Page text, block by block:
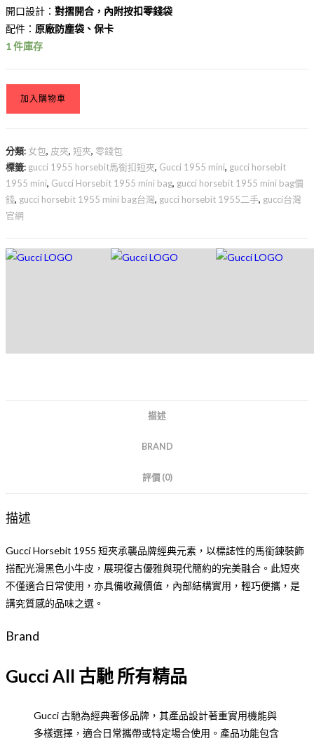
開口設計： 對摺開合，內附按扣零錢袋
配件： 原廠防塵袋、保卡
1 件庫存
加入購物車
分類: 女包, 皮夾, 短夾, 零錢包
標籤: gucci 1955 horsebit馬銜扣短夾, Gucci 1955 mini, gucci horsebit
1955 mini, Gucci Horsebit 1955 mini bag, gucci horsebit 1955 mini bag價
錢, gucci horsebit 1955 mini bag台灣, gucci horsebit 1955二手, gucci台灣
官網
描述
BRAND
評價 (0)
描述
Gucci Horsebit 1955 短夾承襲品牌經典元素，以標誌性的馬銜鍊裝飾
搭配光滑黑色小牛皮，展現復古優雅與現代簡約的完美融合。此短夾
不僅適合日常使用，亦具備收藏價值，內部結構實用，輕巧便攜，是
講究質感的品味之選。
Brand
Gucci All 古馳 所有精品
Gucci 古馳為經典奢侈品牌，其產品設計著重實用機能與
多樣選擇，適合日常攜帶或特定場合使用。產品功能包含